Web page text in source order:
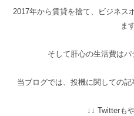
2017年から賃貸を捨て、ビジネス
ま
そして肝心の生活費はパ
当ブログでは、投機に関しての
↓↓ Twitterも